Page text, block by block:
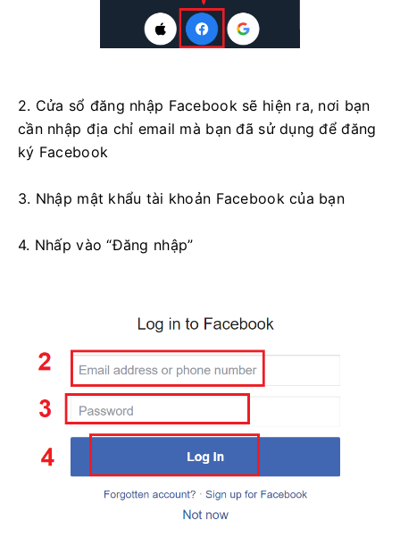
2. Cửa sổ đăng nhập Facebook sẽ hiện ra, nơi bạn
cần nhập địa chỉ email mà bạn đã sử dụng để đăng
ký Facebook
3. Nhập mật khẩu tài khoản Facebook của bạn
4. Nhấp vào “Đăng nhập”